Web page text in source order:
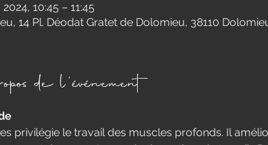
10:45 – 11:45
14 Pl. Déodat Gratet de Dolomieu, 38110
de l'événement
privilégie le travail des muscles profonds. Il